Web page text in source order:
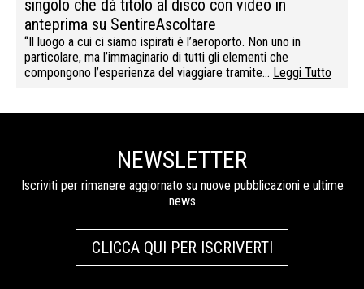
singolo che dà titolo al disco con video in
anteprima su SentireAscoltare
“Il luogo a cui ci siamo ispirati è l’aeroporto. Non uno in
particolare, ma l’immaginario di tutti gli elementi che
compongono l’esperienza del viaggiare tramite… Leggi Tutto
NEWSLETTER
Iscriviti per rimanere aggiornato su nuove pubblicazioni e ultime
news
CLICCA QUI PER ISCRIVERTI